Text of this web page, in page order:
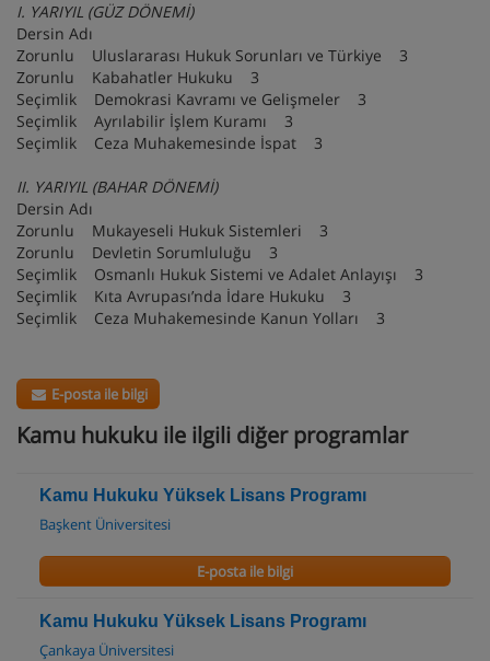
I. YARIYIL (GÜZ DÖNEMİ)
Dersin Adı
Zorunlu Uluslararası Hukuk Sorunları ve Türkiye 3
Zorunlu Kabahatler Hukuku 3
Seçimlik Demokrasi Kavramı ve Gelişmeler 3
Seçimlik Ayrılabilir İşlem Kuramı 3
Seçimlik Ceza Muhakemesinde İspat 3
II. YARIYIL (BAHAR DÖNEMİ)
Dersin Adı
Zorunlu Mukayeseli Hukuk Sistemleri 3
Zorunlu Devletin Sorumluluğu 3
Seçimlik Osmanlı Hukuk Sistemi ve Adalet Anlayışı 3
Seçimlik Kıta Avrupası’nda İdare Hukuku 3
Seçimlik Ceza Muhakemesinde Kanun Yolları 3
E-posta ile bilgi
Kamu hukuku ile ilgili diğer programlar
Kamu Hukuku Yüksek Lisans Programı
Başkent Üniversitesi
E-posta ile bilgi
Kamu Hukuku Yüksek Lisans Programı
Çankaya Üniversitesi